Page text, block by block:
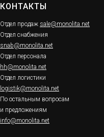
КОНТАКТЫ
Отдел продаж sale@monolita.net
Отдел снабжения
snab@monolita.net
Отдел персонала
hh@monolita.net
Отдел логистики
logistik@monolita.net
По остальным вопросам
и предложениям
info@monolita.net